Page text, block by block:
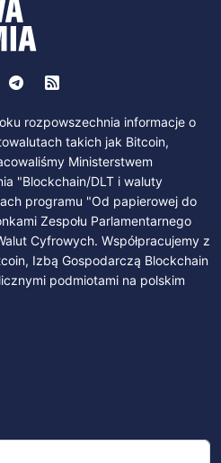
rozpowszechnia informacje o
takich jak Bitcoin,
Ministerstwem
"Blockchain/DLT i waluty
programu "Od papierowej do
Zespołu Parlamentarnego
Cyfrowych. Współpracujemy z
Izbą Gospodarczą Blockchain
podmiotami na polskim